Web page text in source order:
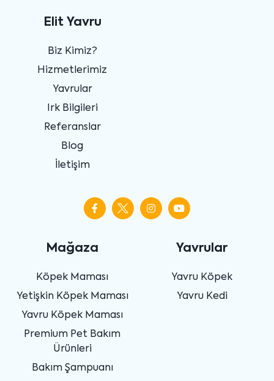
Elit Yavru
Biz Kimiz?
Hizmetlerimiz
Yavrular
Irk Bilgileri
Referanslar
Blog
İletişim
Mağaza
Köpek Maması
Yetişkin Köpek Maması
Yavru Köpek Maması
Premium Pet Bakım
Ürünleri
Bakım Şampuanı
Yavrular
Yavru Köpek
Yavru Kedi